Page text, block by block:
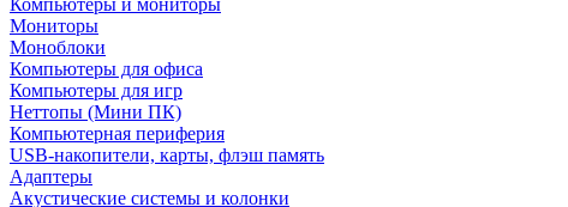
Компьютеры и мониторы
Мониторы
Моноблоки
Компьютеры для офиса
Компьютеры для игр
Неттопы (Мини ПК)
Компьютерная периферия
USB-накопители, карты, флэш память
Адаптеры
Акустические системы и колонки